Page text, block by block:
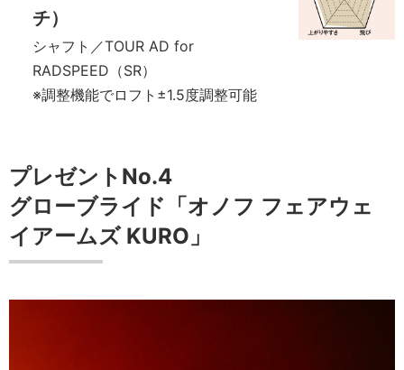
チ）
シャフト／TOUR AD for
RADSPEED（SR）
※調整機能でロフト±1.5度調整可能
プレゼントNo.4
グローブライド「オノフ フェアウェ
イアームズ KURO」